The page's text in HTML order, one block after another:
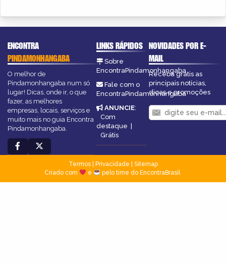
ENCONTRA
PINDAMONHANGABA
O melhor de
Pindamonhangaba num só
lugar! Dicas, onde ir, o que
fazer, as melhores
empresas, locais, serviços e
muito mais no guia Encontra
Pindamonhangaba.
LINKS RÁPIDOS
Sobre
EncontraPindamonhangaba
Fale com o
EncontraPindamonhangaba
ANUNCIE:
Com
destaque |
Grátis
NOVIDADES POR E-
MAIL
Receba grátis as
principais notícias,
dicas e promoções
Termos| Privacidade
Sitemap
Criado com
e pelo time do EncontraBrasil